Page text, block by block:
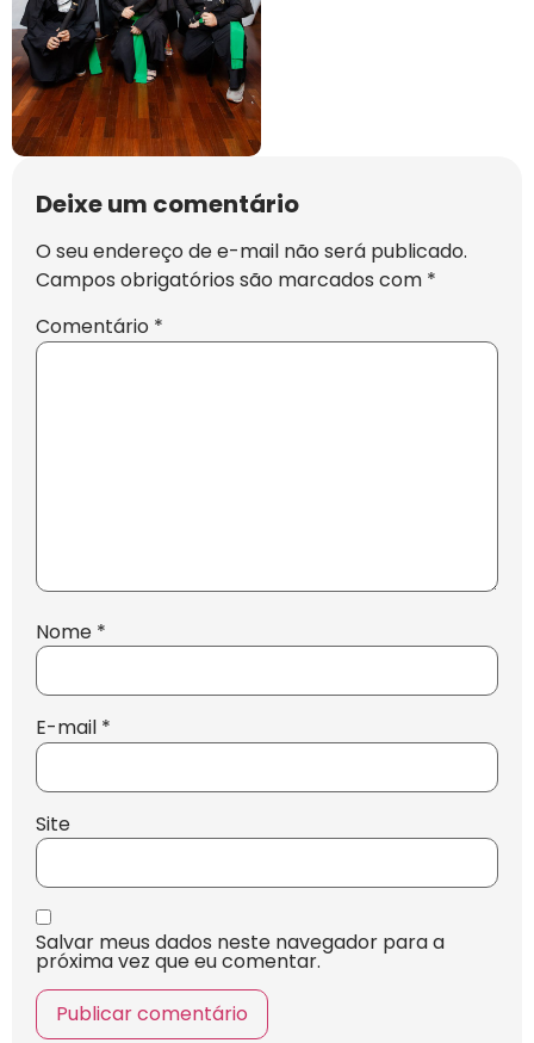
Deixe um comentário
O seu endereço de e-mail não será publicado.
Campos obrigatórios são marcados com *
Comentário *
Nome *
E-mail *
Site
Salvar meus dados neste navegador para a
próxima vez que eu comentar.